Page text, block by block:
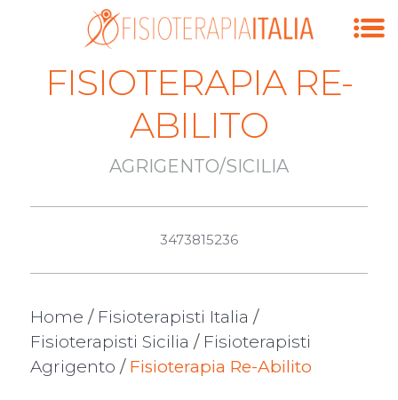
FISIOTERAPIA RE-
ABILITO
AGRIGENTO/SICILIA
3473815236
Home / Fisioterapisti Italia /
Fisioterapisti Sicilia / Fisioterapisti
Agrigento / Fisioterapia Re-Abilito